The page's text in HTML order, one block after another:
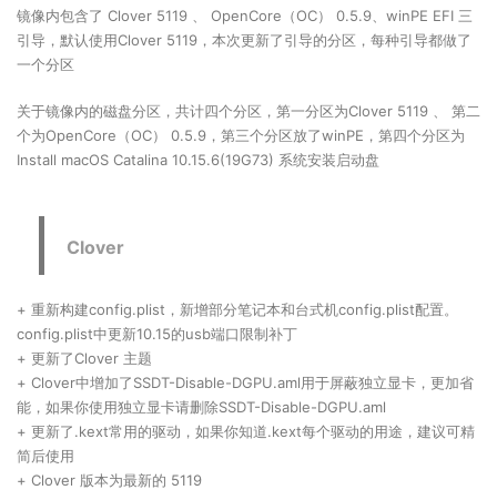
镜像内包含了 Clover 5119 、 OpenCore（OC） 0.5.9、winPE EFI 三
引导，默认使用Clover 5119，本次更新了引导的分区，每种引导都做了
一个分区
关于镜像内的磁盘分区，共计四个分区，第一分区为Clover 5119 、 第二
个为OpenCore（OC） 0.5.9，第三个分区放了winPE，第四个分区为
Install macOS Catalina 10.15.6(19G73) 系统安装启动盘
Clover
+ 重新构建config.plist，新增部分笔记本和台式机config.plist配置。
config.plist中更新10.15的usb端口限制补丁
+ 更新了Clover 主题
+ Clover中增加了SSDT-Disable-DGPU.aml用于屏蔽独立显卡，更加省
能，如果你使用独立显卡请删除SSDT-Disable-DGPU.aml
+ 更新了.kext常用的驱动，如果你知道.kext每个驱动的用途，建议可精
简后使用
+ Clover 版本为最新的 5119